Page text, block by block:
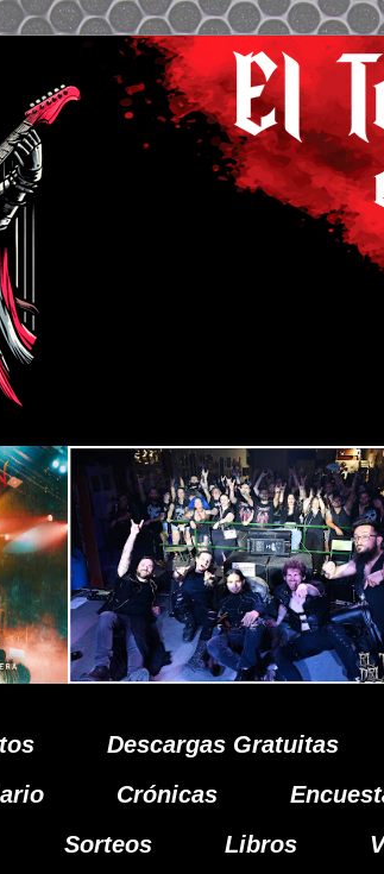
Descargas Gratuitas
Crónicas
Sorteos Libros